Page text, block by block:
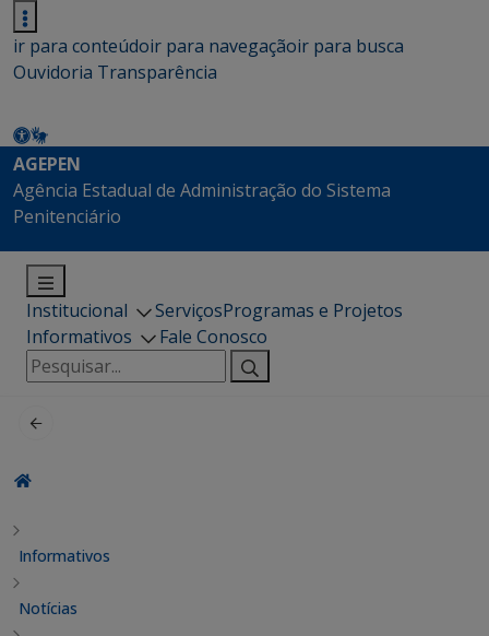
ir para conteúdoir para navegaçãoir para busca
Ouvidoria Transparência
AGEPEN
Agência Estadual de Administração do Sistema
Penitenciário
Institucional ServiçosProgramas e Projetos
Informativos
Fale Conosco
Pesquisar
por:
Informativos
Notícias